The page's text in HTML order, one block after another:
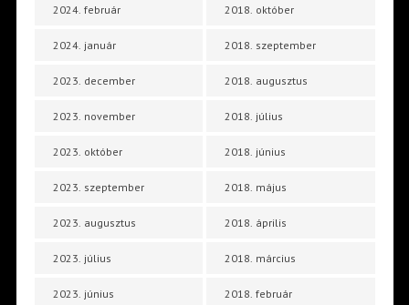
2024. február
2024. január
2023. december
2023. november
2023. október
2023. szeptember
2023. augusztus
2023. július
2023. június
2018. október
2018. szeptember
2018. augusztus
2018. július
2018. június
2018. május
2018. április
2018. március
2018. február